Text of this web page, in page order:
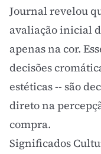
Journalrevelou
avaliação inicial
apenas na cor.
decisões
estéticas -- são
direto na
compra.
Significados